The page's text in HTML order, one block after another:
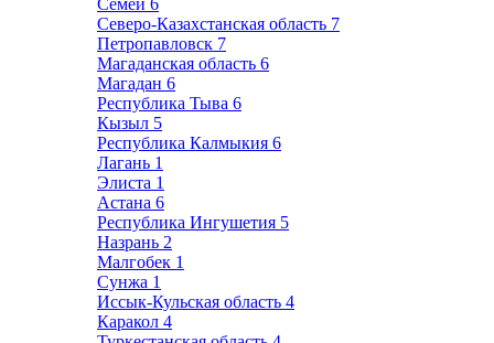
Семей 6
Северо-Казахстанская область 7
Петропавловск 7
Магаданская область 6
Магадан 6
Республика Тыва 6
Кызыл 5
Республика Калмыкия 6
Лагань 1
Элиста 1
Астана 6
Республика Ингушетия 5
Назрань 2
Малгобек 1
Сунжа 1
Иссык-Кульская область 4
Каракол 4